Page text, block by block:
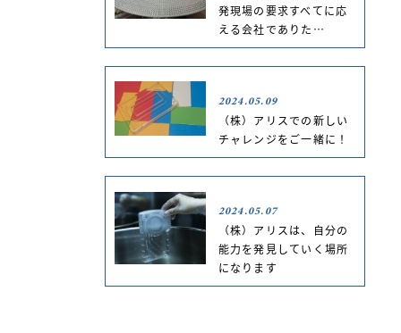
発現場の要求すべてに応
える会社でありた…
2024.05.09
（株）アリスでの新しい
チャレンジをご一緒に！
2024.05.07
（株）アリスは、自分の
能力を発見していく場所
になります